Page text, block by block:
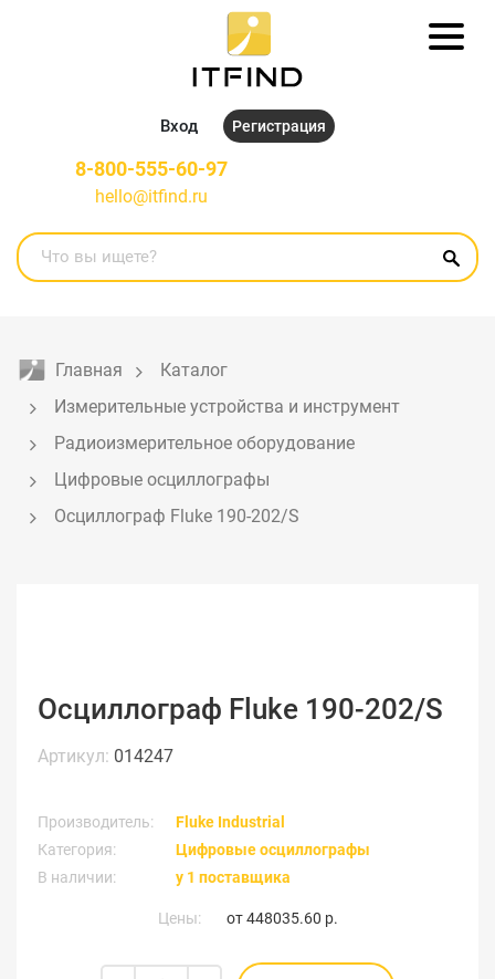
Вход Регистрация
8-800-555-60-97
hello@itfind.ru
Главная
Каталог
Измерительные устройства и инструмент
Радиоизмерительное оборудование
Цифровые осциллографы
Осциллограф Fluke 190-202/S
Осциллограф Fluke 190-202/S
Артикул: 014247
Производитель:
Fluke Industrial
Категория:
Цифровые осциллографы
В наличии:
у 1 поставщика
Цены: от448035.60 р.